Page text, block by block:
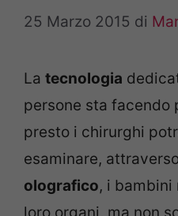
25 Marzo 2015 di
La tecnologia
persone sta facendo
presto i chirurghi
esaminare,
olografico, i bambini
loro organi, ma non